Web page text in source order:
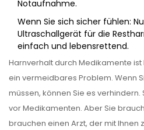
Notaufnahme.
Wenn Sie sich sicher fühlen:
Ultraschallgerät für die
einfach und lebensrettend.
Harnverhalt durch Medikamente ist
ein vermeidbares Problem. Wenn
müssen, können Sie es
vor Medikamenten. Aber Sie
brauchen einen Arzt, der mit